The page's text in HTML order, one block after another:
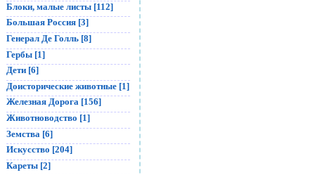
Блоки, малые листы [112]
Большая Россия [3]
Генерал Де Голль [8]
Гербы [1]
Дети [6]
Доисторические животные [1]
Железная Дорога [156]
Животноводство [1]
Земства [6]
Искусство [204]
Кареты [2]